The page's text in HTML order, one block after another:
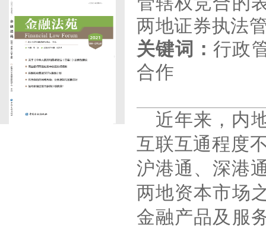
两地证券执法
关键词：行政
合作
近年来，内
互联互通程度
沪港通、深港
两地资本市场
金融产品及服